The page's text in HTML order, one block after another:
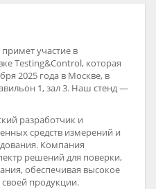
участие в
Testing&Control, которая
2025 года в Москве, в
1, зал 3. Наш стенд —
разработчик и
средств измерений и
Компания
решений для поверки,
обеспечивая высокое
продукции.